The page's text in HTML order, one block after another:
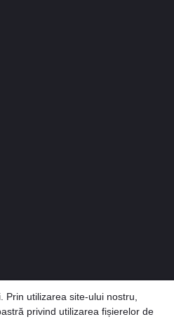
utilizarea site-ului nostru,
privind utilizarea fișierelor de